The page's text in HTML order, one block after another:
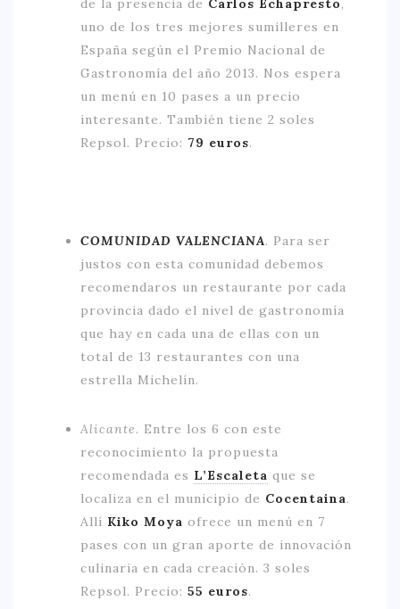
de la presencia de Carlos Echapresto,
uno de los tres mejores sumilleres en
España según el Premio Nacional de
Gastronomía del año 2013. Nos espera
un menú en 10 pases a un precio
interesante. También tiene 2 soles
Repsol. Precio: 79 euros.
COMUNIDAD VALENCIANA. Para ser
justos con esta comunidad debemos
recomendaros un restaurante por cada
provincia dado el nivel de gastronomía
que hay en cada una de ellas con un
total de 13 restaurantes con una
estrella Michelín.
Alicante. Entre los 6 con este
reconocimiento la propuesta
recomendada es L’Escaleta que se
localiza en el municipio de Cocentaina.
Allí Kiko Moya ofrece un menú en 7
pases con un gran aporte de innovación
culinaria en cada creación. 3 soles
Repsol. Precio: 55 euros.